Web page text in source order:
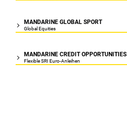
MANDARINE GLOBAL SPORT
Global Equities
MANDARINE CREDIT OPPORTUNITIES
Flexible SRI Euro-Anleihen